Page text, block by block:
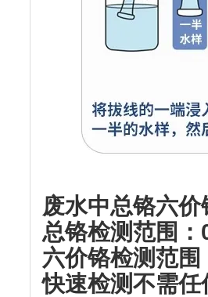
废水中总铬六
总铬检测范围
六价铬检测范
快速检测不需